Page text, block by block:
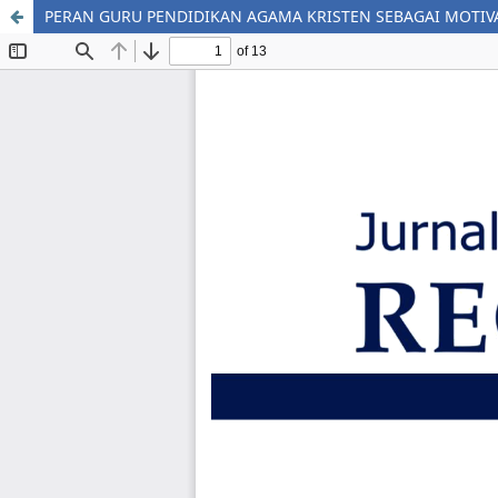
PERAN GURU PENDIDIKAN AGAMA KRISTEN SEBAGAI